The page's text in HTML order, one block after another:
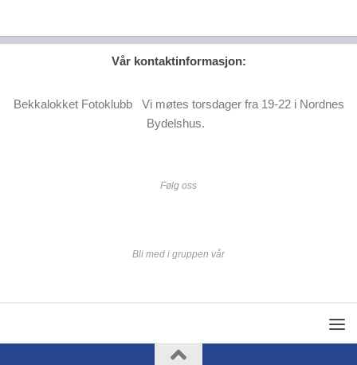
Vår kontaktinformasjon:
Bekkalokket Fotoklubb Vi møtes torsdager fra 19-22 i Nordnes
Bydelshus.
Følg oss
Bli med i gruppen vår